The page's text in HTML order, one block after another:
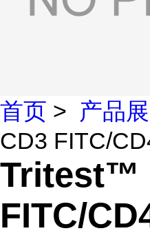
首页 > 产品
CD3 FITC/
Tritest™
FITC/